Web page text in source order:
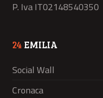
P. Iva IT02148540350
24 EMILIA
Social Wall
Cronaca